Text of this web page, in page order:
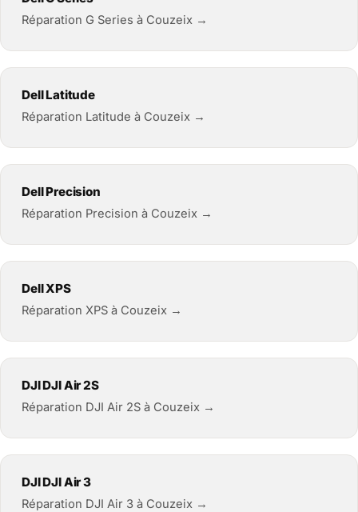
Réparation G Series à Couzeix →
Dell Latitude
Réparation Latitude à Couzeix →
Dell Precision
Réparation Precision à Couzeix →
Dell XPS
Réparation XPS à Couzeix →
DJI DJI Air 2S
Réparation DJI Air 2S à Couzeix →
DJI DJI Air 3
Réparation DJI Air 3 à Couzeix →